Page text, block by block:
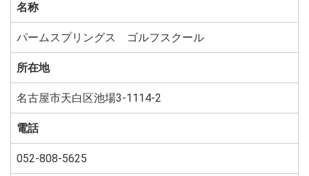
名称
パームスプリングス ゴルフスクール
所在地
名古屋市天白区池場3-1114-2
電話
052-808-5625